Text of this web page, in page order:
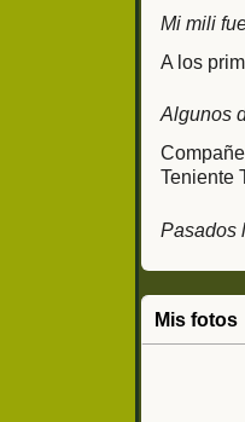
Mi mili
A los
Algunos
Teniente
Pasados
Mis fotos